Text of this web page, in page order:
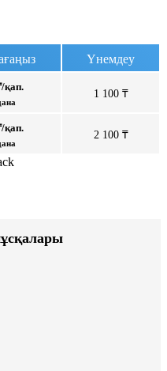
Үнемдеу
қап.
1 100 ₸
қап.
2 100 ₸